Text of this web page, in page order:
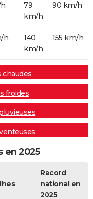
79
km/h
90 km/h
h
140
km/h
155 km/h
chaudes
froides
en 2025
Record
national en
2025